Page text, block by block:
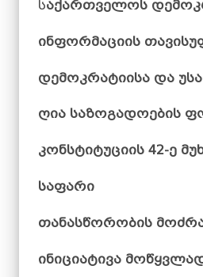
საქართველოს
ინფორმაციის
დემოკრატიისა და
ღია საზოგადოების
კონსტიტუციის 42-ე
საფარი
თანასწორობის
ინიციატივა